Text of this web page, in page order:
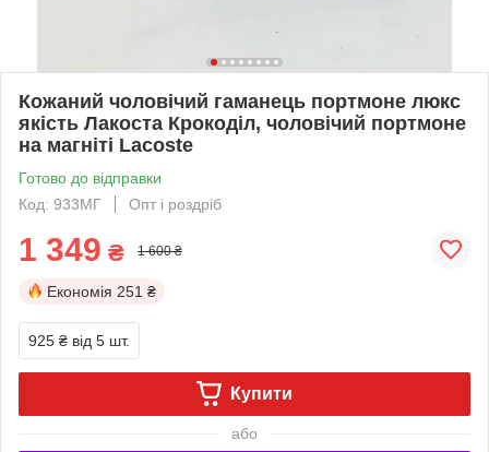
Кожаний чоловічий гаманець портмоне люкс
якість Лакоста Крокоділ, чоловічий портмоне
на магніті Lacoste
Готово до відправки
Код: 933МГ
Опт і роздріб
1 349 ₴ 1 600 ₴
Економія 251 ₴
925 ₴ від 5 шт.
Купити
або